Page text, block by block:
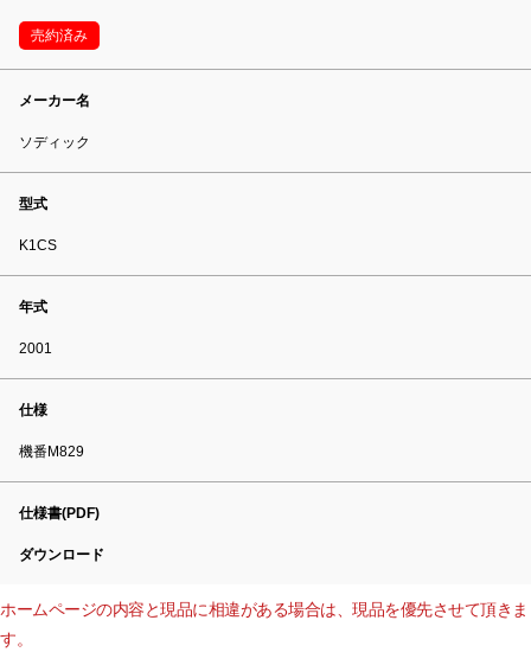
売約済み
メーカー名
ソディック
型式
K1CS
年式
2001
仕様
機番M829
仕様書(PDF)
ダウンロード
ホームページの内容と現品に相違がある場合は、現品を優先させて頂きま
す。